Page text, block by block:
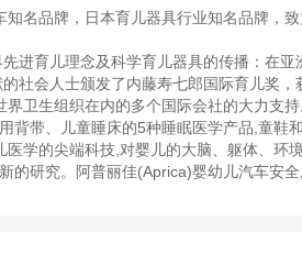
名品牌，日本育儿器具行业知名品牌，
育儿理念及科学育儿器具的传播：在亚
社会人士颁发了内藤寿七郎国际育儿奖，
卫生组织在内的多个国际会社的大力支
背带、儿童睡床的5种睡眠医学产品,童鞋
学的尖端科技,对婴儿的大脑、躯体、环
研究。阿普丽佳(Aprica)婴幼儿汽车安全